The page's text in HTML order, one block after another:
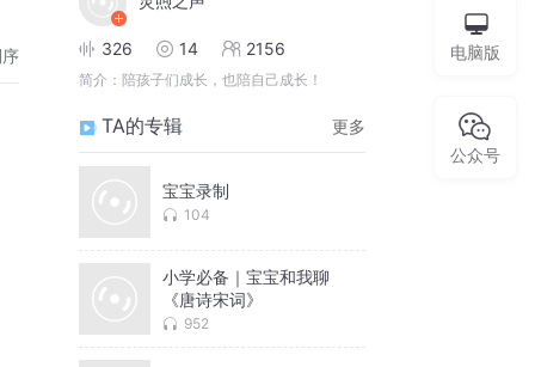
326 14 2156
简介： 陪孩子们成长，也陪自己成长！
TA的专辑 更多
宝宝录制
104
小学必备｜宝宝和我聊
《唐诗宋词》
952
电脑版
公众号